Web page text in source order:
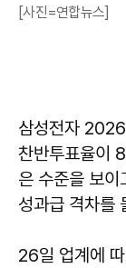
[사진=연합뉴스]
삼성전자
찬반투표율이
은 수준을 보
성과급 격차를
26일 업계에